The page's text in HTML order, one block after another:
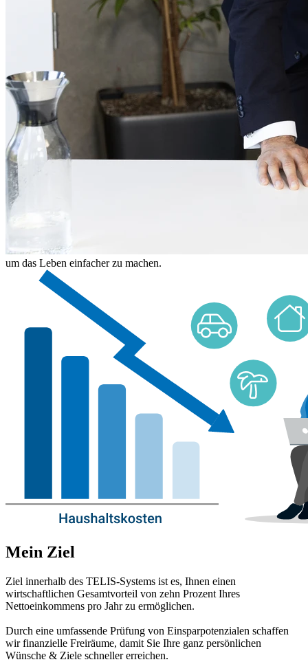
um das Leben einfacher zu machen.
Mein Ziel
Ziel innerhalb des TELIS-Systems ist es, Ihnen einen
wirtschaftlichen Gesamtvorteil von zehn Prozent Ihres
Nettoeinkommens pro Jahr zu ermöglichen.
Durch eine umfassende Prüfung von Einsparpotenzialen schaffen
wir finanzielle Freiräume, damit Sie Ihre ganz persönlichen
Wünsche & Ziele schneller erreichen.